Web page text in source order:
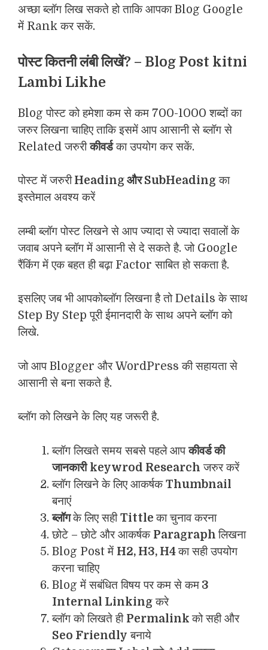
अच्छा ब्लॉग लिख सकते हो ताकि आपका Blog Google
में Rank कर सकें.
पोस्ट कितनी लंबी लिखें? – Blog Post kitni
Lambi Likhe
Blog पोस्ट को हमेशा कम से कम 700-1000 शब्दों का
जरुर लिखना चाहिए ताकि इसमें आप आसानी से ब्लॉग से
Related जरुरीकीवर्डका उपयोग कर सकें.
पोस्ट में जरुरीHeading और SubHeadingका
इस्तेमाल अवश्य करें
लम्बी ब्लॉग पोस्ट लिखने से आप ज्यादा से ज्यादा सवालों के
जवाब अपने ब्लॉग में आसानी से दे सकते है. जो Google
रैंकिंग में एक बहत ही बढ़ा Factor साबित हो सकता है.
इसलिए जब भी आपकोब्लॉग लिखना है तो Details के साथ
Step By Step पूरी ईमानदारी के साथ अपने ब्लॉग को
लिखे.
जो आप Blogger और WordPress की सहायता से
आसानी से बना सकते है.
ब्लॉग को लिखने के लिए यह जरूरी है.
ब्लॉग लिखते समय सबसे पहले आपकीवर्ड की
जानकारी keywrod Research जरुर करें
ब्लॉग लिखने के लिए आकर्षकThumbnail
बनाएं
ब्लॉगके लिए सहीTittleका चुनाव करना
छोटे – छोटे और आकर्षक Paragraphलिखना
Blog Post में H2, H3, H4का सही उपयोग
करना चाहिए
Blog में सबंधित विषय पर कम से कम 3
Internal Linkingकरे
ब्लॉग को लिखते ही Permalinkको सही और
Seo Friendly बनाये